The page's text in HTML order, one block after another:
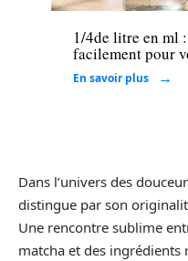
1/4de litre en ml
facilement pour
En savoir plus
Dans l’univers des
distingue par son
Une rencontre sublime
matcha et des ingrédients